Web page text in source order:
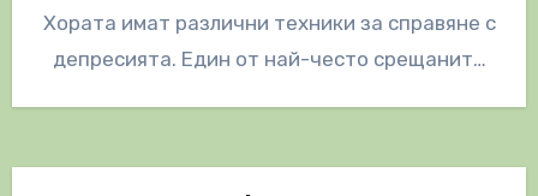
Хората имат различни техники за справяне с
депресията. Един от най-често срещаните